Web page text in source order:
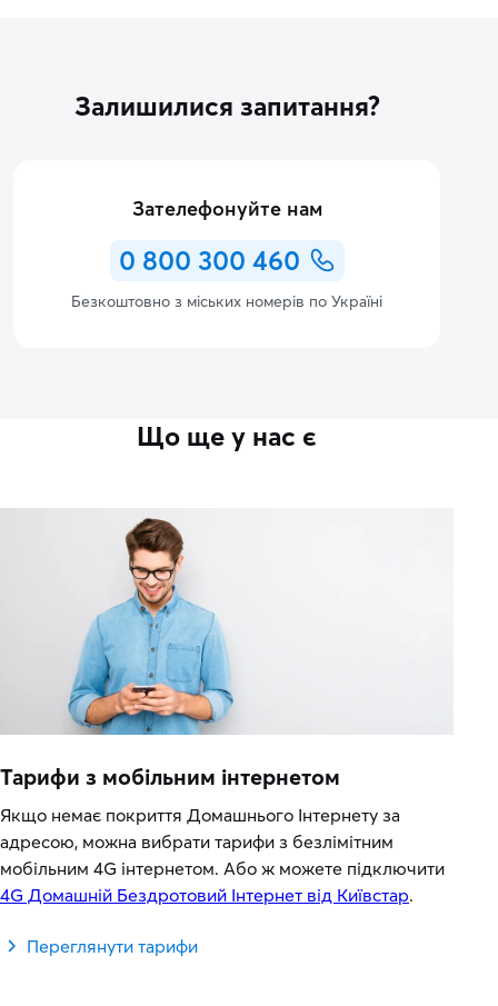
Залишилися запитання?
Зателефонуйте нам
0 800 300 460
Безкоштовно з міських номерів по Україні
Що ще у нас є
Тарифи з мобільним інтернетом
Якщо немає покриття Домашнього Інтернету за
адресою, можна вибрати тарифи з безлімітним
мобільним 4G інтернетом. Або ж можете підключити
4G Домашній Бездротовий Інтернет від Київстар.
Переглянути тарифи